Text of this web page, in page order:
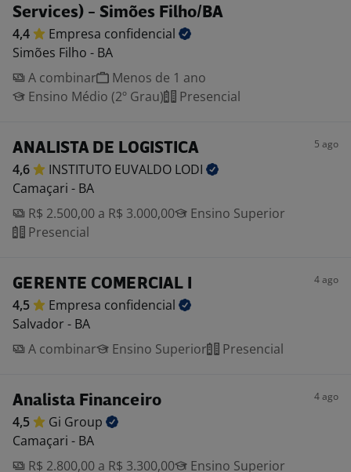
Services) - Simões Filho/BA
4,4 Empresa confidencial
Simões Filho - BA
A combinar
Menos de 1 ano
Ensino Médio (2º Grau)
Presencial
ANALISTA DE LOGISTICA 5 ago
4,6 INSTITUTO EUVALDO LODI
Camaçari - BA
R$ 2.500,00 a R$ 3.000,00
Ensino Superior
Presencial
GERENTE COMERCIAL I 4 ago
4,5 Empresa confidencial
Salvador - BA
A combinar
Ensino Superior Presencial
Analista Financeiro 4 ago
4,5 Gi Group
Camaçari - BA
R$ 2.800,00 a R$ 3.300,00
Ensino Superior